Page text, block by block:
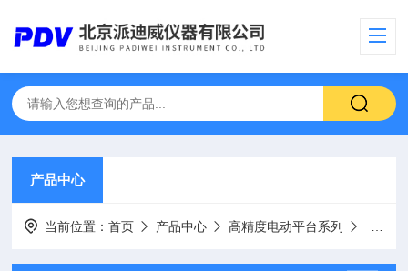
产品中心
当前位置：首页 产品中心 高精度电动平台系列